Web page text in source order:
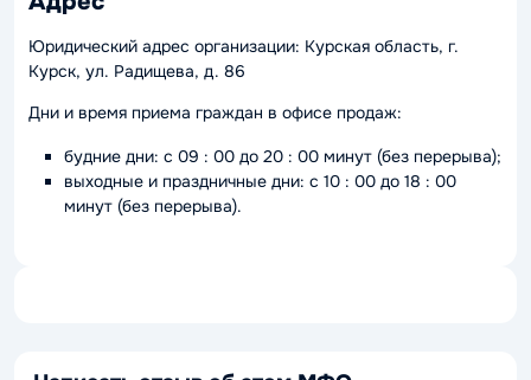
Юридический адрес организации: Курская область, г.
Курск, ул. Радищева, д. 86
Дни и время приема граждан в офисе продаж:
будние дни: с 09 : 00 до 20 : 00 минут (без перерыва);
выходные и праздничные дни: с 10 : 00 до 18 : 00
минут (без перерыва).